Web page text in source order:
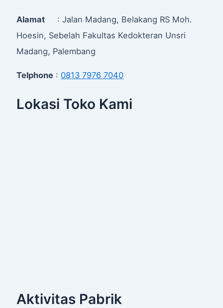
Alamat : Jalan Madang, Belakang RS Moh.
Hoesin, Sebelah Fakultas Kedokteran Unsri
Madang, Palembang
Telphone : 0813 7976 7040
Lokasi Toko Kami
Aktivitas Pabrik